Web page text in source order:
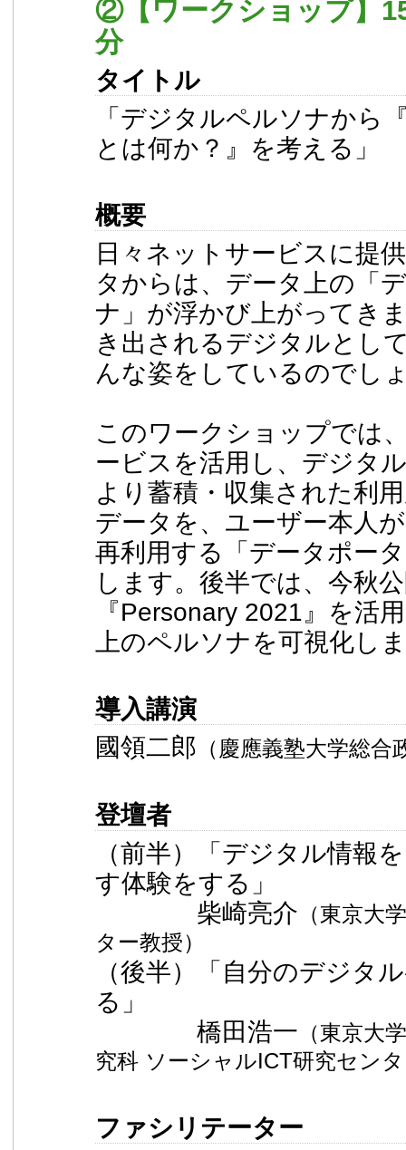
②【ワークショップ】
分
タイトル
「デジタルペルソナから
とは何か？』を考える」
概要
日々ネットサービスに提
タからは、データ上の「
ナ」が浮かび上がってき
き出されるデジタルとし
んな姿をしているのでし
このワークショップでは
ービスを活用し、デジタ
より蓄積・収集された利
データを、ユーザー本人
再利用する「データポー
します。後半では、今秋
『Personary 2021』を活
上のペルソナを可視化し
導入講演
國領二郎 （慶應義塾大学総合
登壇者
（前半）「デジタル情報
す体験をする」
柴崎亮介 （東京大
ター教授）
（後半）「自分のデジタ
る」
橋田浩一 （東京大
究科 ソーシャルICT研究セン
ファシリテーター